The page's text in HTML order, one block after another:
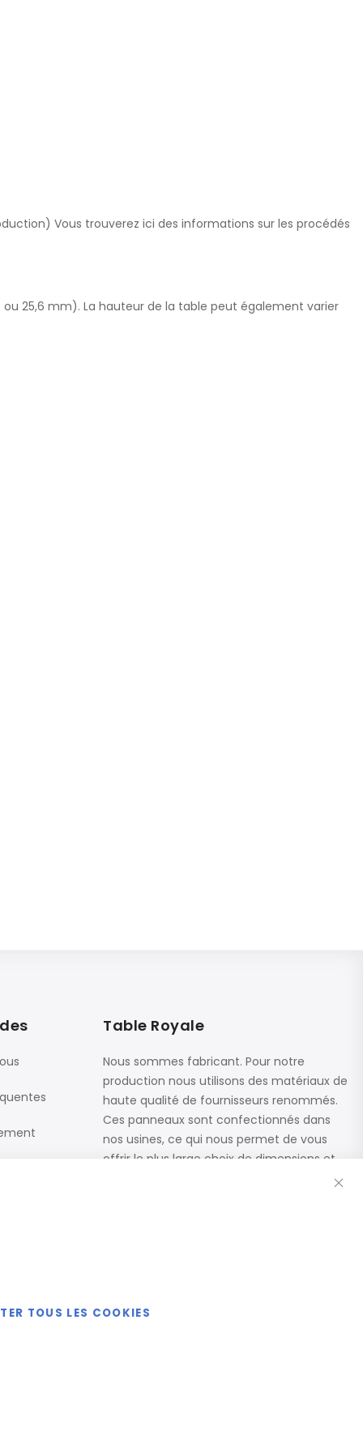
Vous trouverez ici des informations sur les procédés
25,6 mm). La hauteur de la table peut également varier
Table Royale
Nous sommes fabricant. Pour notre
production nous utilisons des matériaux de
haute qualité de fournisseurs renommés.
Ces panneaux sont confectionnés dans
nos usines, ce qui nous permet de vous
offrir le plus large choix de dimensions et
TOUS LES COOKIES